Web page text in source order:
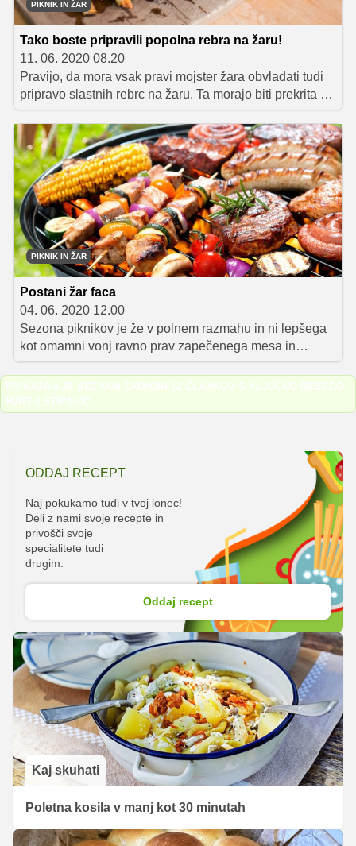
PIKNIK IN ŽAR
Tako boste pripravili popolna rebra na žaru!
11. 06. 2020 08.20
Pravijo, da mora vsak pravi mojster žara obvladati tudi
pripravo slastnih rebrc na žaru. Ta morajo biti prekrita s
hrustljavo začimbno skorjico, ki v ustih povzroči pravo
eksplozijo okusa, meso pa mora biti sočno in tako
mehko, da kar pade s kosti. Da boste preizkus opravili z
lahkoto, vam v nadaljevanju razkrivamo recept, ki
zagotavlja uspeh in s katerim boste na naslednjem
pikniku navdušili prav vse goste. V okviru kampanije
Postani žar faca nam ga je zaupal naš mojster žara
Matej Stipanič, receptu pa je priložen tudi video
postopek priprave.
PIKNIK IN ŽAR
Postani žar faca
04. 06. 2020 12.00
Sezona piknikov je že v polnem razmahu in ni lepšega
kot omamni vonj ravno prav zapečenega mesa in
zelenjave, zato je še kako dobrodošlo, da poznamo
nekaj trikov, s katerimi bo priprava vrhunskih jedi
povsem enostavna – tudi za vas.
PRIKAZAN JE SEZNAM ZADNJIH 12 ČLANKOV S KLJUČNO BESEDO
MATEJ STIPANIČ.
ODDAJ RECEPT
Naj pokukamo tudi v tvoj lonec!
Deli z nami svoje recepte in
privošči svoje
specialitete tudi
drugim.
Oddaj recept
Kaj skuhati
Poletna kosila v manj kot 30 minutah